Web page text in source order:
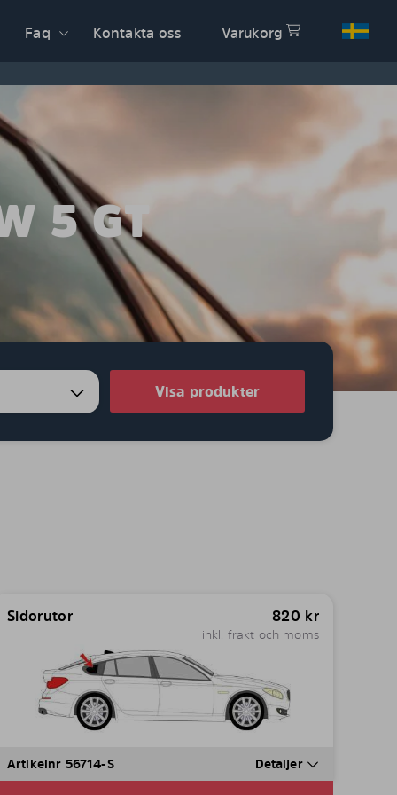
Faq Kontakta oss Varukorg
5 GT
Visa produkter
Sidorutor 820 kr
inkl. frakt och moms
Artikelnr 56714-S Detaljer